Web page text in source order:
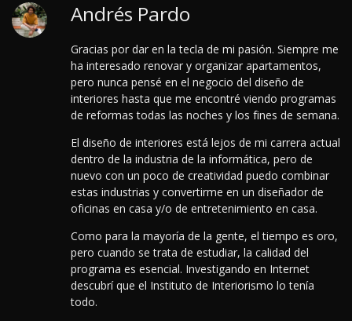
Andrés Pardo
Gracias por dar en la tecla de mi pasión. Siempre me
ha interesado renovar y organizar apartamentos,
pero nunca pensé en el negocio del diseño de
interiores hasta que me encontré viendo programas
de reformas todas las noches y los fines de semana.
El diseño de interiores está lejos de mi carrera actual
dentro de la industria de la informática, pero de
nuevo con un poco de creatividad puedo combinar
estas industrias y convertirme en un diseñador de
oficinas en casa y/o de entretenimiento en casa.
Como para la mayoría de la gente, el tiempo es oro,
pero cuando se trata de estudiar, la calidad del
programa es esencial. Investigando en Internet
descubrí que el Instituto de Interiorismo lo tenía
todo.